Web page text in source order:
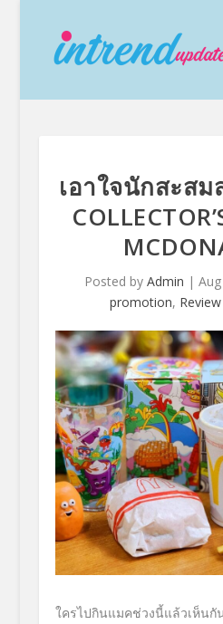
เอาใจนักสะส
Posted by Admin |
promotion, Review
ใครไปกินแมคช่วงนี้แล้วเห็นกั